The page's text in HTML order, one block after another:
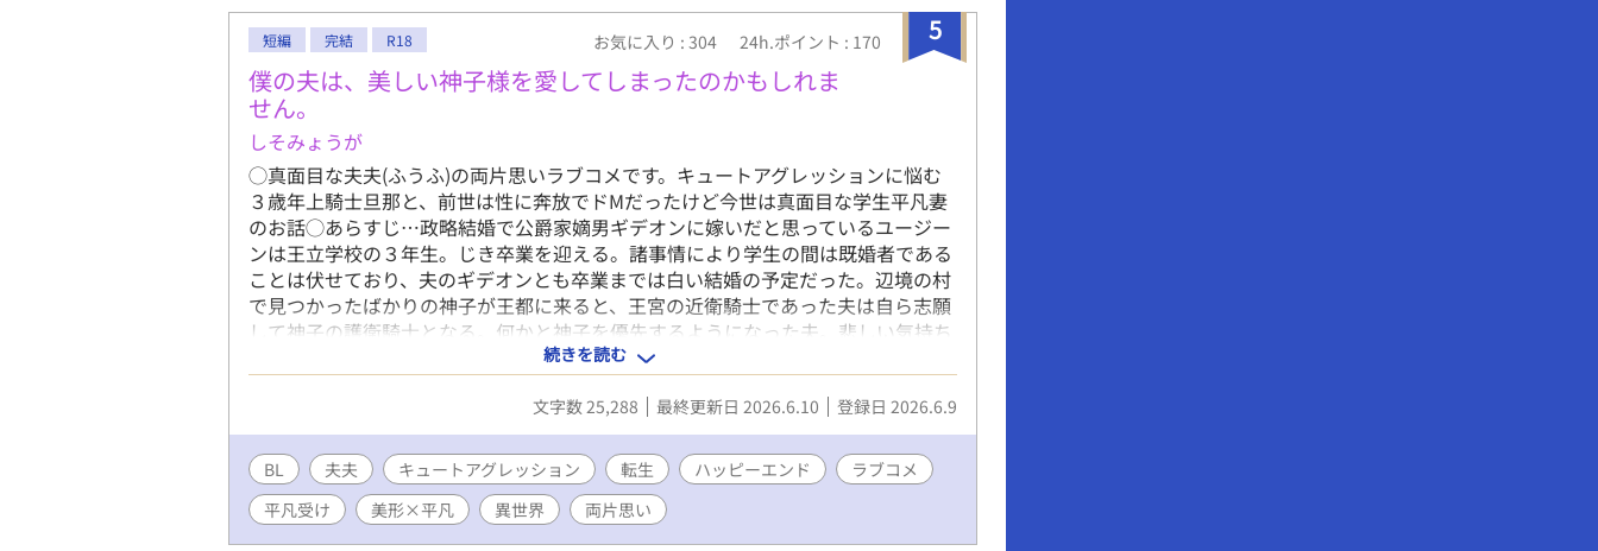
5
短編 完結 R18 お気に入り : 304 24h.ポイント : 170
僕の夫は、美しい神子様を愛してしまったのかもしれま
せん。
しそみょうが
◯真面目な夫夫(ふうふ)の両片思いラブコメです。キュートアグレッションに悩む
３歳年上騎士旦那と、前世は性に奔放でドМだったけど今世は真面目な学生平凡妻
のお話◯あらすじ…政略結婚で公爵家嫡男ギデオンに嫁いだと思っているユージー
ンは王立学校の３年生。じき卒業を迎える。諸事情により学生の間は既婚者である
ことは伏せており、夫のギデオンとも卒業までは白い結婚の予定だった。辺境の村
で見つかったばかりの神子が王都に来ると、王宮の近衛騎士であった夫は自ら志願
して神子の護衛騎士となる。何かと神子を優先するようになった夫。悲しい気持ち
でベッドに入った誕生日の夜、ユージーンは自分に生き写しの『裕司』という男の
夢を見る。◯エロは控えめのお話です。描写のあるページには※印がついていま
続きを読む
文字数 25,288 最終更新日 2026.6.10 登録日 2026.6.9
BL 夫夫 キュートアグレッション 転生 ハッピーエンド
ラブコメ
平凡受け
美形×平凡 異世界 両片思い